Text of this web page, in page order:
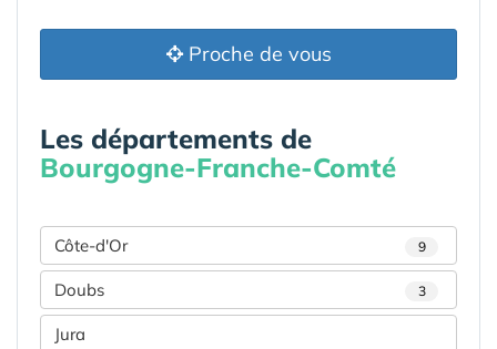
Proche de vous
Les départements de
Bourgogne-Franche-Comté
Côte-d'Or 9
Doubs 3
Jura